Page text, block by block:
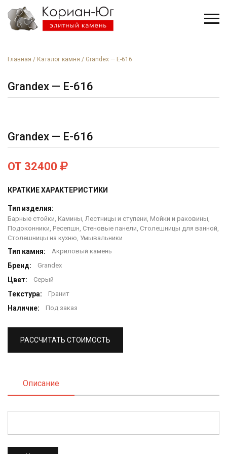
Главная / Каталог камня / Grandex — E-616
Grandex — E-616
Grandex — E-616
ОТ 32400
КРАТКИЕ ХАРАКТЕРИСТИКИ
Тип изделия:
Барные стойки, Камины, Лестницы и ступени, Мойки и раковины,
Подоконники, Ресепшн, Стеновые панели, Столешницы для ванной,
Столешницы на кухню, Умывальники
Тип камня: Акриловый камень
Бренд: Grandex
Цвет: Серый
Текстура: Гранит
Наличие: Под заказ
РАССЧИТАТЬ СТОИМОСТЬ
Описание